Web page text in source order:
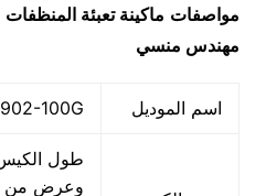
مواصفات ماكينةتعبئة المنظفات
مهندس منسي
اسم الموديل 902-100G ماركة مهندس منسي